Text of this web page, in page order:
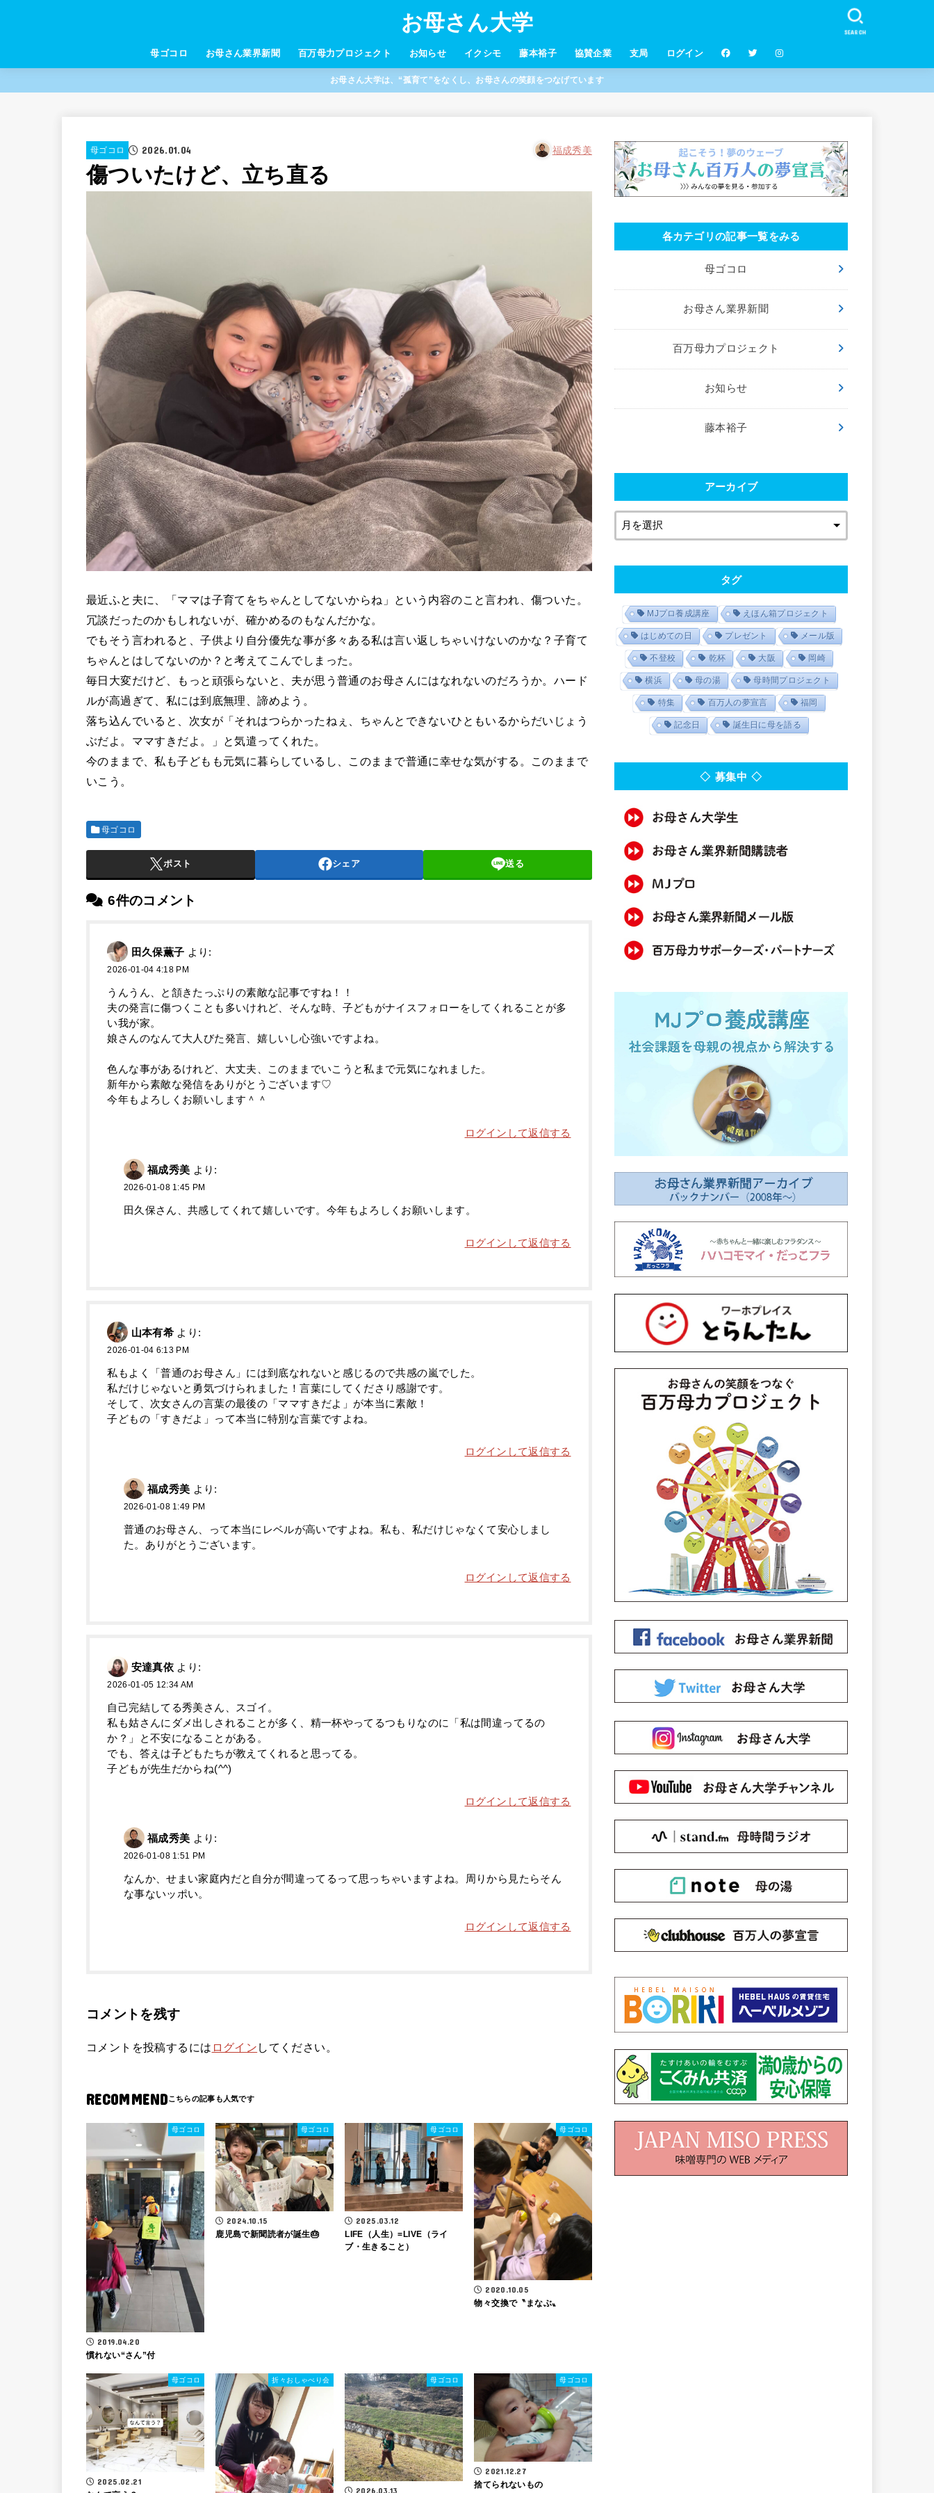
お母さん大学
母ゴコロ お母さん業界新聞 百万母力プロジェクト お知らせ イクシモ 藤本裕子 協賛企業 支局 ログイン
SEARCH
お母さん大学は、“孤育て”をなくし、お母さんの笑顔をつなげています
母ゴコロ 2026.01.04 福成秀美
傷ついたけど、立ち直る
最近ふと夫に、「ママは子育てをちゃんとしてないからね」という内容のこと言われ、傷ついた。
冗談だったのかもしれないが、確かめるのもなんだかな。
でもそう言われると、子供より自分優先な事が多々ある私は言い返しちゃいけないのかな？子育て
ちゃんとはしてないのか？と考えてこんでしまった。
毎日大変だけど、もっと頑張らないと、夫が思う普通のお母さんにはなれないのだろうか。ハード
ルが高過ぎて、私には到底無理、諦めよう。
落ち込んでいると、次女が「それはつらかったねぇ、ちゃんとできないひともいるからだいじょう
ぶだよ。ママすきだよ。」と気遣ってくれた。
今のままで、私も子どもも元気に暮らしているし、このままで普通に幸せな気がする。このままで
いこう。
母ゴコロ
ポスト シェア 送る
6件のコメント
田久保薫子 より:
2026-01-04 4:18 PM
うんうん、と頷きたっぷりの素敵な記事ですね！！
夫の発言に傷つくことも多いけれど、そんな時、子どもがナイスフォローをしてくれることが多
い我が家。
娘さんのなんて大人びた発言、嬉しいし心強いですよね。
色んな事があるけれど、大丈夫、このままでいこうと私まで元気になれました。
新年から素敵な発信をありがとうございます♡
今年もよろしくお願いします＾＾
ログインして返信する
福成秀美 より:
2026-01-08 1:45 PM
田久保さん、共感してくれて嬉しいです。今年もよろしくお願いします。
ログインして返信する
山本有希 より:
2026-01-04 6:13 PM
私もよく「普通のお母さん」には到底なれないと感じるので共感の嵐でした。
私だけじゃないと勇気づけられました！言葉にしてくださり感謝です。
そして、次女さんの言葉の最後の「ママすきだよ」が本当に素敵！
子どもの「すきだよ」って本当に特別な言葉ですよね。
ログインして返信する
福成秀美 より:
2026-01-08 1:49 PM
普通のお母さん、って本当にレベルが高いですよね。私も、私だけじゃなくて安心しまし
た。ありがとうございます。
ログインして返信する
安達真依 より:
2026-01-05 12:34 AM
自己完結してる秀美さん、スゴイ。
私も姑さんにダメ出しされることが多く、精一杯やってるつもりなのに「私は間違ってるの
か？」と不安になることがある。
でも、答えは子どもたちが教えてくれると思ってる。
子どもが先生だからね(^^)
ログインして返信する
福成秀美 より:
2026-01-08 1:51 PM
なんか、せまい家庭内だと自分が間違ってるって思っちゃいますよね。周りから見たらそん
な事ないッポい。
ログインして返信する
コメントを残す
コメントを投稿するには ログイン してください。
RECOMMEND
母ゴコロ
2019.04.20
慣れない“さん”付
母ゴコロ
2024.10.15
鹿児島で新聞読者が誕生🎂
母ゴコロ
2025.03.12
LIFE（人生）=LIVE（ライ
ブ・生きること）
母ゴコロ
2020.10.05
物々交換で〝まなぶ〟
母ゴコロ
2025.02.21
折々おしゃべり会 母ゴコロ
2026.03.13
母ゴコロ
2021.12.27
捨てられないもの
各カテゴリの記事一覧をみる
母ゴコロ
お母さん業界新聞
百万母力プロジェクト
お知らせ
藤本裕子
アーカイブ
タグ
MJプロ養成講座 えほん箱プロジェクト
はじめての日 プレゼント メール版
不登校 乾杯 大阪 岡崎
横浜 母の湯 母時間プロジェクト
特集 百万人の夢宣言 福岡
記念日 誕生日に母を語る
◇ 募集中 ◇